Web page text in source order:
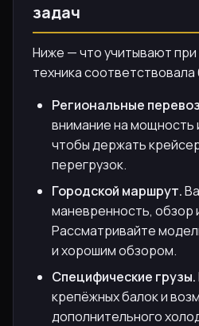
задач
Ниже — что учитывают
техника
Региональные
внимание на мощность
чтобы держать
перегрузок.
Городской маршрут.
маневренность, обзор
Рассматривайте
и хорошим обзором.
Специфические грузы.
крепёжных балок и
дополнительного